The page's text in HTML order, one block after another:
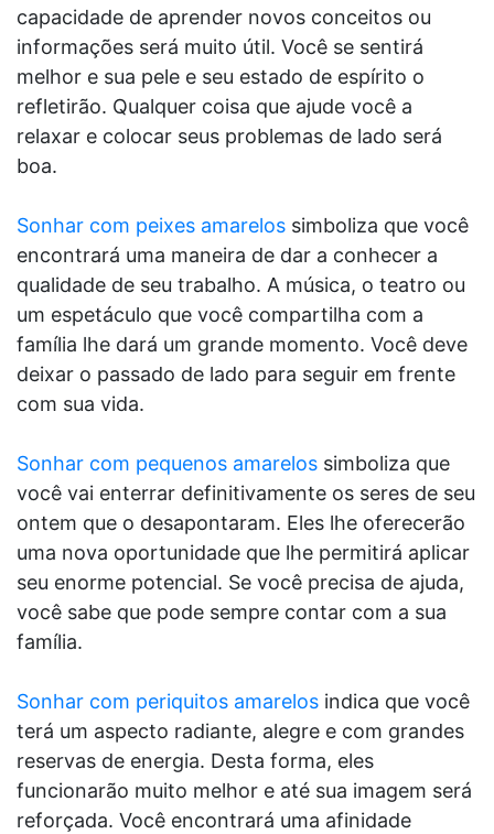
capacidade de aprender novos conceitos ou
informações será muito útil. Você se sentirá
melhor e sua pele e seu estado de espírito o
refletirão. Qualquer coisa que ajude você a
relaxar e colocar seus problemas de lado será
boa.
Sonhar com peixes amarelos simboliza que você
encontrará uma maneira de dar a conhecer a
qualidade de seu trabalho. A música, o teatro ou
um espetáculo que você compartilha com a
família lhe dará um grande momento. Você deve
deixar o passado de lado para seguir em frente
com sua vida.
Sonhar com pequenos amarelos simboliza que
você vai enterrar definitivamente os seres de seu
ontem que o desapontaram. Eles lhe oferecerão
uma nova oportunidade que lhe permitirá aplicar
seu enorme potencial. Se você precisa de ajuda,
você sabe que pode sempre contar com a sua
família.
Sonhar com periquitos amarelos indica que você
terá um aspecto radiante, alegre e com grandes
reservas de energia. Desta forma, eles
funcionarão muito melhor e até sua imagem será
reforçada. Você encontrará uma afinidade